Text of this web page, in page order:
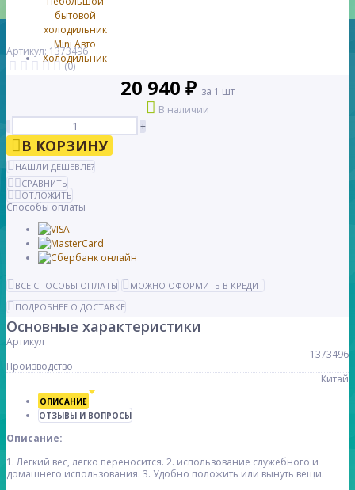
Артикул: 1373496
(0)
20 940 ₽ за 1 шт
В наличии
-
+
В КОРЗИНУ
НАШЛИ ДЕШЕВЛЕ?
СРАВНИТЬ
ОТЛОЖИТЬ
Способы оплаты
ВСЕ СПОСОБЫ ОПЛАТЫ
МОЖНО ОФОРМИТЬ В КРЕДИТ
ПОДРОБНЕЕ О ДОСТАВКЕ
Основные характеристики
Артикул
1373496
Производство
Китай
ОПИСАНИЕ
ОТЗЫВЫ И ВОПРОСЫ
Описание:
1. Легкий вес, легко переносится. 2. использование служебного и
домашнего использования. 3. Удобно положить или вынуть вещи.